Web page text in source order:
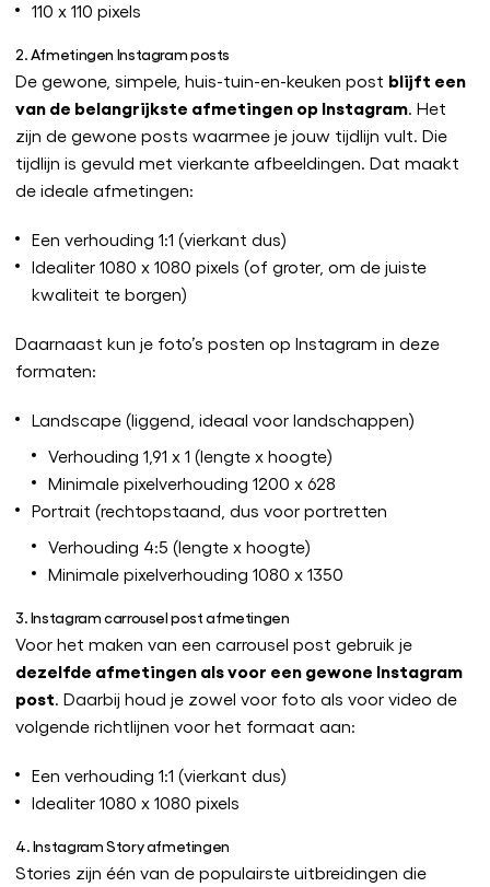
110 x 110 pixels
2. Afmetingen Instagram posts
De gewone, simpele, huis-tuin-en-keuken post blijft een
van de belangrijkste afmetingen op Instagram. Het
zijn de gewone posts waarmee je jouw tijdlijn vult. Die
tijdlijn is gevuld met vierkante afbeeldingen. Dat maakt
de ideale afmetingen:
Een verhouding 1:1 (vierkant dus)
Idealiter 1080 x 1080 pixels (of groter, om de juiste
kwaliteit te borgen)
Daarnaast kun je foto’s posten op Instagram in deze
formaten:
Landscape (liggend, ideaal voor landschappen)
Verhouding 1,91 x 1 (lengte x hoogte)
Minimale pixelverhouding 1200 x 628
Portrait (rechtopstaand, dus voor portretten
Verhouding 4:5 (lengte x hoogte)
Minimale pixelverhouding 1080 x 1350
3. Instagram carrousel post afmetingen
Voor het maken van een carrousel post gebruik je
dezelfde afmetingen als voor een gewone Instagram
post. Daarbij houd je zowel voor foto als voor video de
volgende richtlijnen voor het formaat aan:
Een verhouding 1:1 (vierkant dus)
Idealiter 1080 x 1080 pixels
4. Instagram Story afmetingen
Stories zijn één van de populairste uitbreidingen die